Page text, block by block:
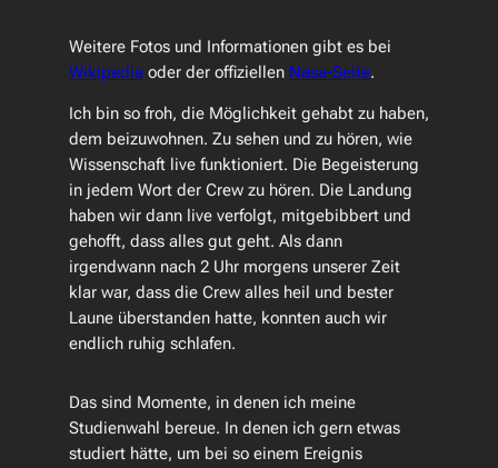
Weitere Fotos und Informationen gibt es bei
Wikipediaoder der offiziellen Nasa-Seite.
Ich bin so froh, die Möglichkeit gehabt zu haben,
dem beizuwohnen. Zu sehen und zu hören, wie
Wissenschaft live funktioniert. Die Begeisterung
in jedem Wort der Crew zu hören. Die Landung
haben wir dann live verfolgt, mitgebibbert und
gehofft, dass alles gut geht. Als dann
irgendwann nach 2 Uhr morgens unserer Zeit
klar war, dass die Crew alles heil und bester
Laune überstanden hatte, konnten auch wir
endlich ruhig schlafen.
Das sind Momente, in denen ich meine
Studienwahl bereue. In denen ich gern etwas
studiert hätte, um bei so einem Ereignis